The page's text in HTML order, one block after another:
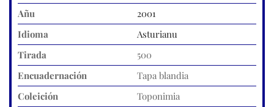
Añu
2001
Idioma
Asturianu
Tirada
500
Encuadernación
Tapa blandia
Coleición
Toponimia